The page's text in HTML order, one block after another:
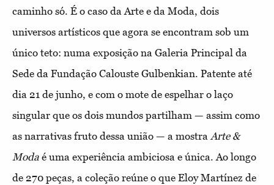
caminho só. É o caso da Arte e da Moda, dois
universos artísticos que agora se encontram sob um
único teto: numa exposição na Galeria Principal da
Sede da Fundação Calouste Gulbenkian. Patente até
dia 21 de junho, e com o mote de espelhar o laço
singular que os dois mundos partilham — assim como
as narrativas fruto dessa união — a mostraArte &
Moda é uma experiência ambiciosa e única. Ao longo
de 270 peças, a coleção reúne o que Eloy Martínez de